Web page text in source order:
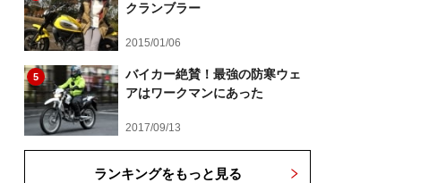
クランブラー
2015/01/06
5
バイカー絶賛！最強の防寒ウェ
アはワークマンにあった
2017/09/13
ランキングをもっと見る